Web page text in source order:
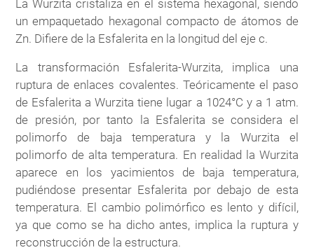
La Wurzita cristaliza en el sistema hexagonal, siendo
un empaquetado hexagonal compacto de átomos de
Zn. Difiere de la Esfalerita en la longitud del eje c.
La transformación Esfalerita-Wurzita, implica una
ruptura de enlaces covalentes. Teóricamente el paso
de Esfalerita a Wurzita tiene lugar a 1024°C y a 1 atm.
de presión, por tanto la Esfalerita se considera el
polimorfo de baja temperatura y la Wurzita el
polimorfo de alta temperatura. En realidad la Wurzita
aparece en los yacimientos de baja temperatura,
pudiéndose presentar Esfalerita por debajo de esta
temperatura. El cambio polimórfico es lento y difícil,
ya que como se ha dicho antes, implica la ruptura y
reconstrucción de la estructura.